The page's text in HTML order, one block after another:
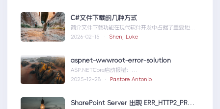
C#文件下载的几种方式
简介文件下载功能在现代软件开发中占据了重要地
位，无论是为用户提供资源、分发文档，还是实现数
2026-02-15 · Shen, Luke
aspnet-wwwroot-error-solution
ASP.NETCore启动报错：
DirectoryNotFoundExceptionwwwroo...aspnet-
2025-12-28 · Pastore Antonio
SharePoint Server 出现 ERR_HTTP2_PROTOCOL_ERROR